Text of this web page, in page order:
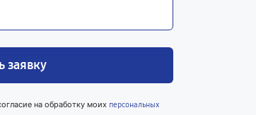
заявку
на обработку моих персональных